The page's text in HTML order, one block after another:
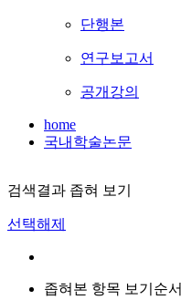
단행본
연구보고서
공개강의
home
국내학술논문
검색결과 좁혀 보기
선택해제
좁혀본 항목 보기순서